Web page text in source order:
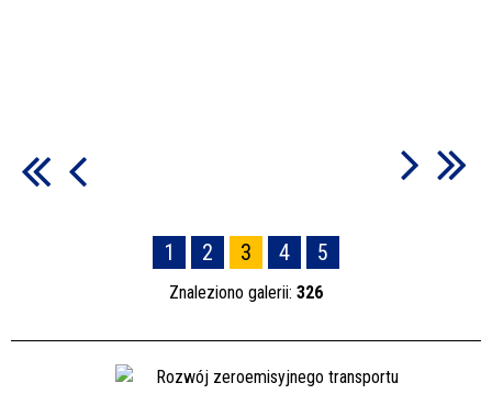
1 2 3 4 5
Znaleziono galerii: 326